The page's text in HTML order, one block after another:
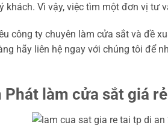
khách. Vì vậy, việc tìm một đơn vị tư
công ty chuyên làm cửa sắt và đề
hãy liên hệ ngay với chúng tôi để
Phát làm cửa sắt giá